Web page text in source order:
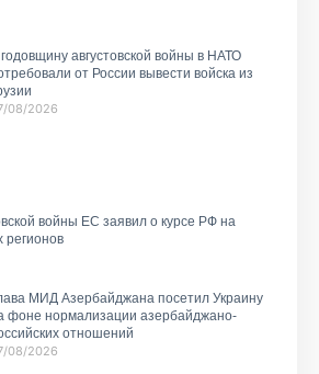
августовской войны в НАТО
от России вывести войска из
08/2026
войны ЕС заявил о курсе РФ на
регионов
МИД Азербайджана посетил Украину
фоне нормализации азербайджано-
отношений
08/2026